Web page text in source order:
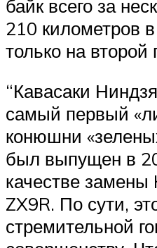
байк всего за
210 километров
только на второй
“Кавасаки
самый первый
конюшни
был выпущен в
качестве
ZX9R. По сути,
стремительной